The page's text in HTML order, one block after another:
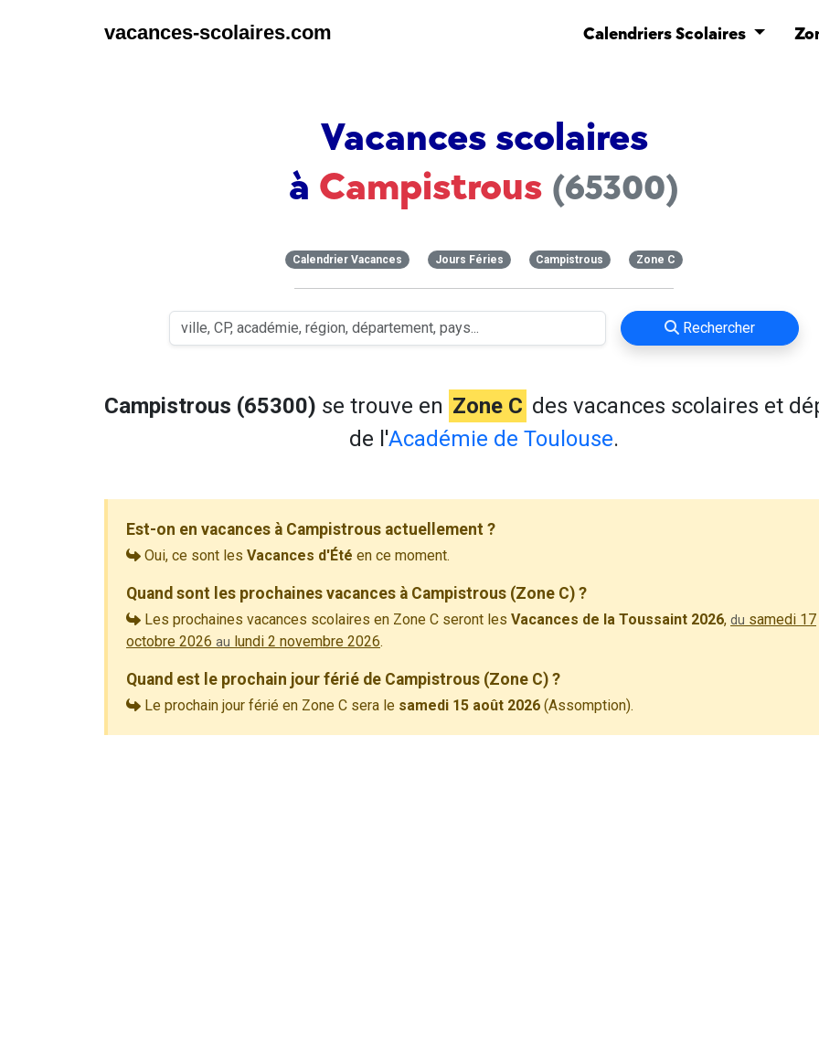
vacances-scolaires.com Calendriers Scolaires
Vacances scolaires
à Campistrous (65300)
Calendrier Vacances Jours Féries Campistrous Zone C
Rechercher
Campistrous (65300) se trouve en Zone C des vacances scolaires et
de l'Académie de Toulouse.
Est-on en vacances à Campistrous actuellement ?
Oui, ce sont les Vacances d'Été en ce moment.
Quand sont les prochaines vacances à Campistrous (Zone C) ?
Les prochaines vacances scolaires en Zone C seront les Vacances de la Toussaint 2026, du samedi 17
octobre 2026 au lundi 2 novembre 2026.
Quand est le prochain jour férié de Campistrous (Zone C) ?
Le prochain jour férié en Zone C sera le samedi 15 août 2026 (Assomption).